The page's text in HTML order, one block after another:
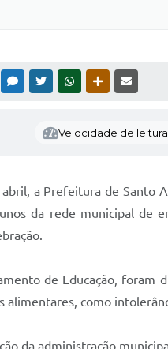
MESSENGER
TWITTERWHATSAPPOUTRAS MÍDIAS
Velocidade de
a Prefeitura de Santo
da rede municipal de
de Educação, foram
como
da administração